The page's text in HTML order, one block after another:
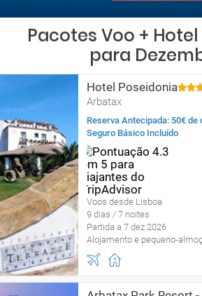
Pacotes Voo +
para
Hotel Poseidonia
Arbatax
Reserva Antecipada: 50€
Seguro Básico Incluído
Voos desde Lisboa
9 dias / 7 noites
Partida a 7 dez 2026
Alojamento e pequeno-